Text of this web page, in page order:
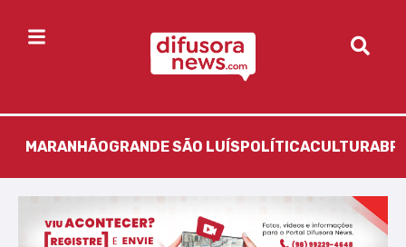
MARANHÃOGRANDE SÃO LUÍS POLÍTICACULTURA